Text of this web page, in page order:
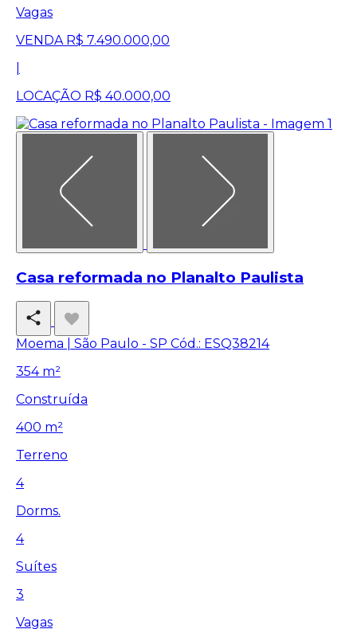
Vagas
VENDA R$ 7.490.000,00
LOCAÇÃO R$ 40.000,00
Casa reformada no Planalto Paulista
Moema | São Paulo - SP Cód.: ESQ38214
354 m²
Construída
400 m²
Terreno
4
Dorms.
4
Suítes
3
Vagas